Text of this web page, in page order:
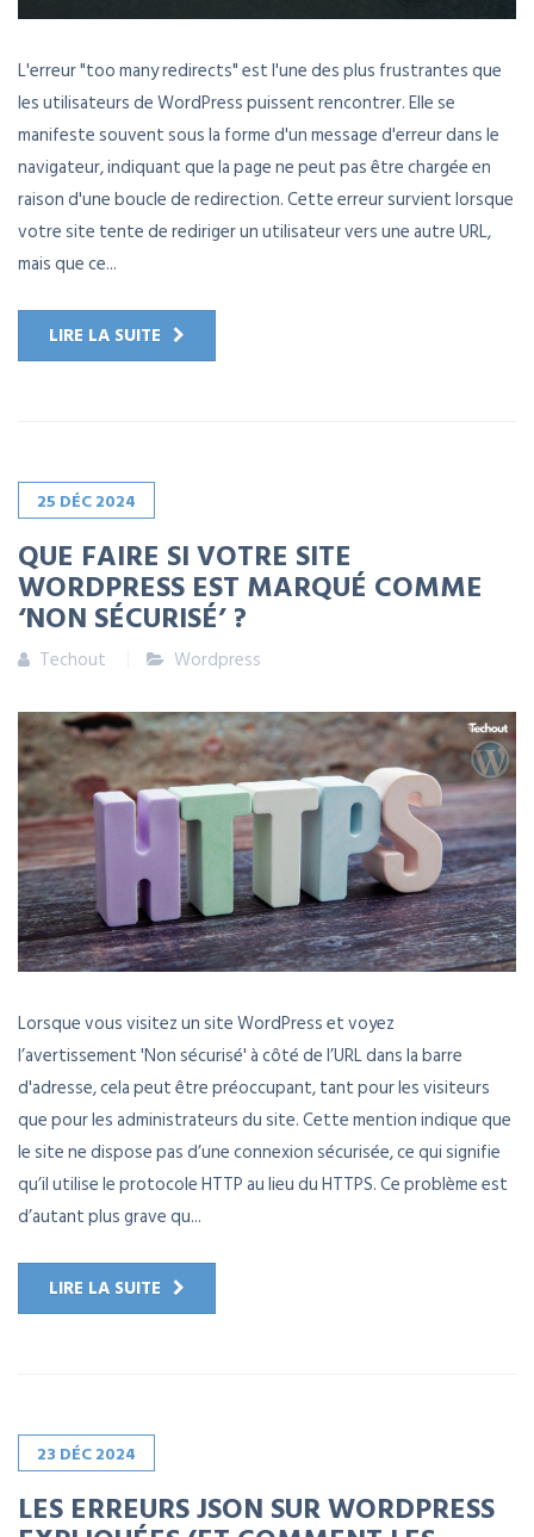
L'erreur "too many redirects" est l'une des plus frustrantes que
les utilisateurs de WordPress puissent rencontrer. Elle se
manifeste souvent sous la forme d'un message d'erreur dans le
navigateur, indiquant que la page ne peut pas être chargée en
raison d'une boucle de redirection. Cette erreur survient lorsque
votre site tente de rediriger un utilisateur vers une autre URL,
mais que ce...
LIRE LA SUITE
25 DÉC2024
QUE FAIRE SI VOTRE SITE
WORDPRESS EST MARQUÉ COMME
‘NON SÉCURISÉ’ ?
Techout Wordpress
Lorsque vous visitez un site WordPress et voyez
l’avertissement 'Non sécurisé' à côté de l’URL dans la barre
d'adresse, cela peut être préoccupant, tant pour les visiteurs
que pour les administrateurs du site. Cette mention indique que
le site ne dispose pas d’une connexion sécurisée, ce qui signifie
qu’il utilise le protocole HTTP au lieu du HTTPS. Ce problème est
d’autant plus grave qu...
LIRE LA SUITE
23 DÉC2024
LES ERREURS JSON SUR WORDPRESS